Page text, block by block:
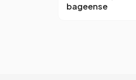
bageense